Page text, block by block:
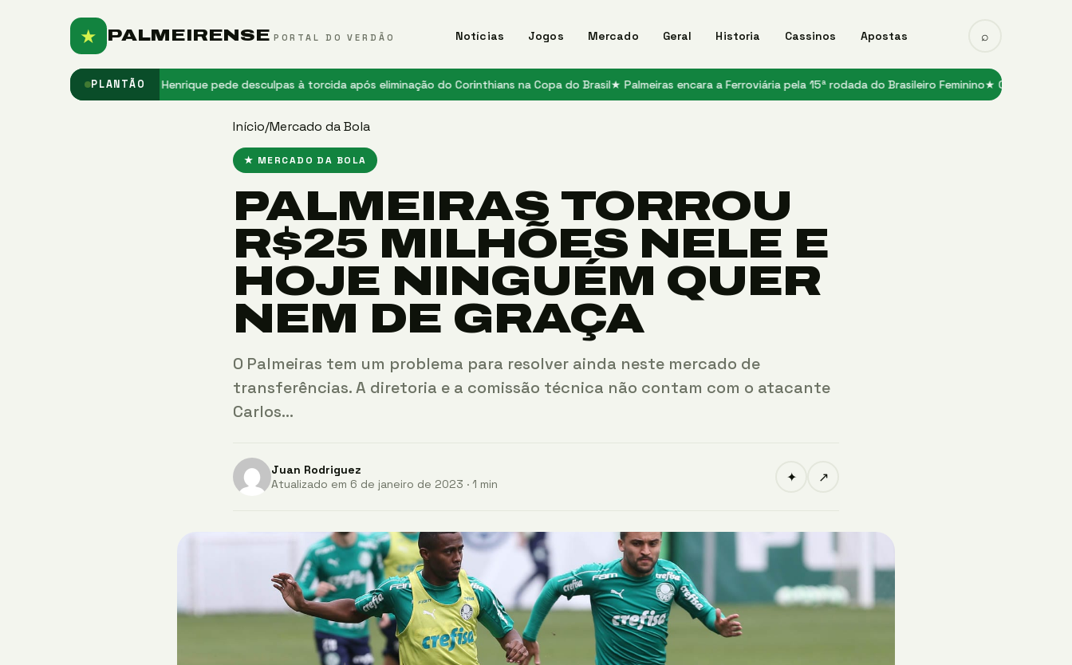
★ PALMEIRENSE PORTAL DO VERDÃO Notícias Jogos Mercado Geral Historia Cassinos Apostas ⌕
PLANTÃO
★ Gustavo Henrique pede desculpas à torcida após eliminação do Corinthians na Copa do Brasil★ Palmeiras encara a Ferroviária pela 15ª rodada do Brasileiro Feminino★ Carlos Miguel posta
Início/Mercado da Bola
★ MERCADO DA BOLA
PALMEIRAS TORROU
R$25 MILHÕES NELE E
HOJE NINGUÉM QUER
NEM DE GRAÇA
O Palmeiras tem um problema para resolver ainda neste mercado de
transferências. A diretoria e a comissão técnica não contam com o atacante
Carlos…
Juan Rodriguez
Atualizado em 6 de janeiro de 2023 · 1 min
✦ ↗